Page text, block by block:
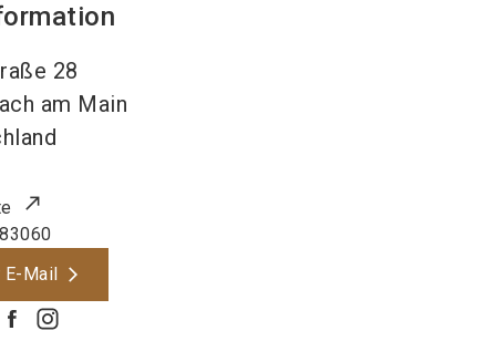
28
am Main
E-Mail